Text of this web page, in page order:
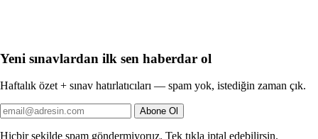
Yeni sınavlardan ilk sen haberdar ol
Haftalık özet + sınav hatırlatıcıları — spam yok, istediğin zaman çık.
Abone Ol
Hiçbir şekilde spam göndermiyoruz. Tek tıkla iptal edebilirsin.